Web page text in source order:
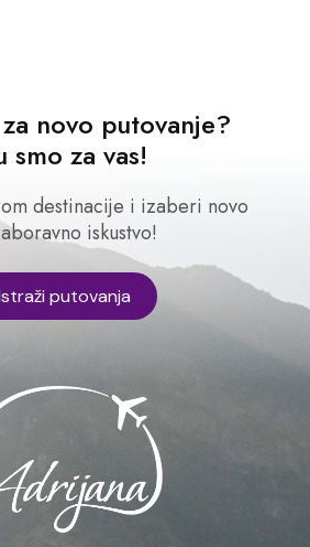
novo putovanje?
smo za vas!
destinacije i izaberi novo
iskustvo!
putovanja